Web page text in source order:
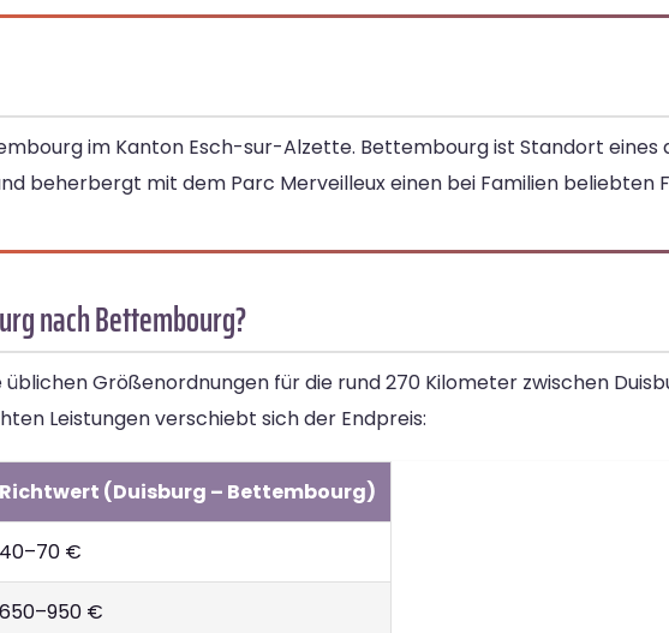
im Kanton Esch-sur-Alzette. Bettembourg ist Standort
beherbergt mit dem Parc Merveilleux einen bei Familien beliebten
nach Bettembourg?
Größenordnungen für die rund 270 Kilometer zwischen
Leistungen verschiebt sich der Endpreis:
Richtwert (Duisburg – Bettembourg)
40–70 €
650–950 €